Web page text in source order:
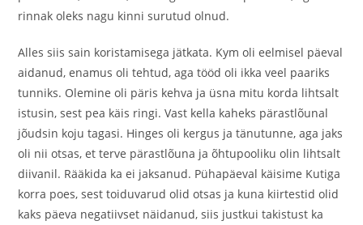
rinnak oleks nagu kinni surutud olnud.
Alles siis sain koristamisega jätkata. Kym oli eelmisel päeval
aidanud, enamus oli tehtud, aga tööd oli ikka veel paariks
tunniks. Olemine oli päris kehva ja üsna mitu korda lihtsalt
istusin, sest pea käis ringi. Vast kella kaheks pärastlõunal
jõudsin koju tagasi. Hinges oli kergus ja tänutunne, aga jaks
oli nii otsas, et terve pärastlõuna ja õhtupooliku olin lihtsalt
diivanil. Rääkida ka ei jaksanud. Pühapäeval käisime Kutiga
korra poes, sest toiduvarud olid otsas ja kuna kiirtestid olid
kaks päeva negatiivset näidanud, siis justkui takistust ka